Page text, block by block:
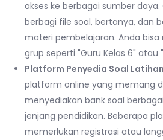
akses ke berbagai sumber
berbagi file soal, bertanya, dan
materi pembelajaran. Anda
grup seperti "Guru Kelas 6" atau
Platform Penyedia Soal
platform online yang memang
menyediakan bank soal
jenjang pendidikan. Beberapa
memerlukan registrasi atau